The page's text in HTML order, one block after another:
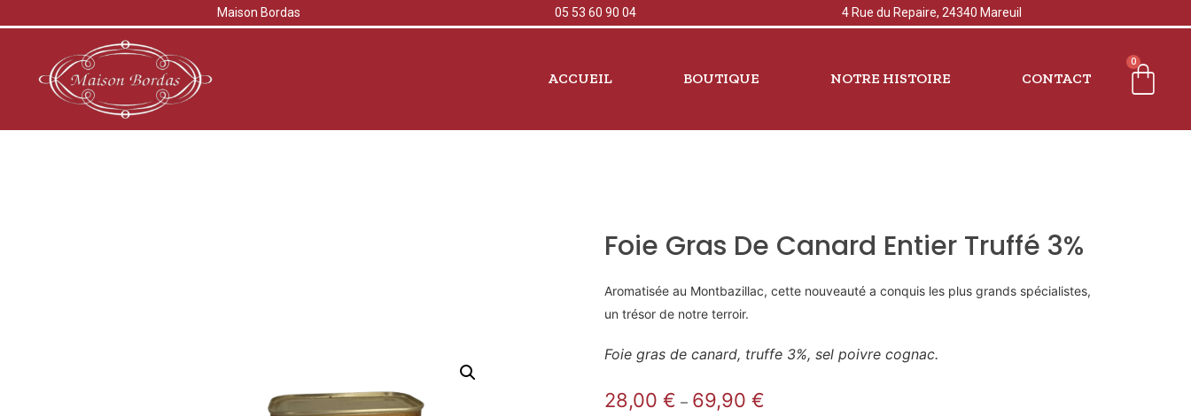
Maison Bordas 05 53 60 90 04 4 Rue du Repaire, 24340 Mareuil
ACCUEIL BOUTIQUE NOTRE HISTOIRE CONTACT
0
Foie Gras De Canard Entier Truffé 3%
Aromatisée au Montbazillac, cette nouveauté a conquis les plus grands spécialistes,
un trésor de notre terroir.
Foie gras de canard, truffe 3%, sel poivre cognac.
28,00 € – 69,90 €